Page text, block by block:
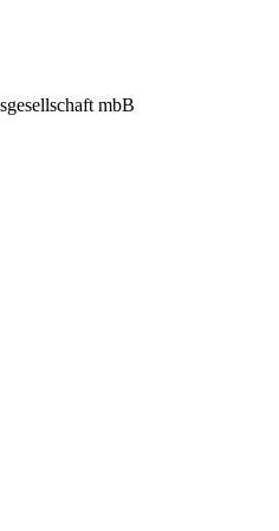
mbB